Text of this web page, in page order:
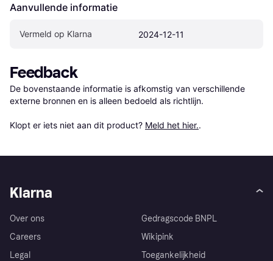
Aanvullende informatie
Vermeld op Klarna 2024-12-11
Feedback
De bovenstaande informatie is afkomstig van verschillende
externe bronnen en is alleen bedoeld als richtlijn.
Klopt er iets niet aan dit product? Meld het hier..
Klarna
Over ons
Careers
Legal
Gedragscode BNPL
Wikipink
Toegankelijkheid